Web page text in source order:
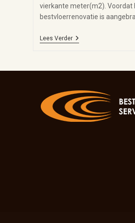
vierkante meter(m2). Voordat
bestvloerrenovatie is
Lees Verder